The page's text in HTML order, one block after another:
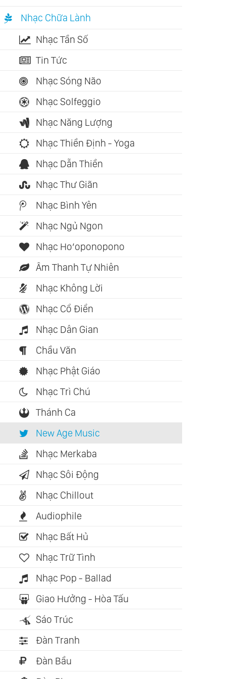
Nhạc Chữa Lành
Nhạc Tần Số
Tin Tức
Nhạc Sóng Não
Nhạc Solfeggio
Nhạc Năng Lượng
Nhạc Thiền Định - Yoga
Nhạc Dẫn Thiền
Nhạc Thư Giãn
Nhạc Bình Yên
Nhạc Ngủ Ngon
Nhạc Ho’oponopono
Âm Thanh Tự Nhiên
Nhạc Không Lời
Nhạc Cổ Điển
Nhạc Dân Gian
Chầu Văn
Nhạc Phật Giáo
Nhạc Trì Chú
Thánh Ca
New Age Music
Nhạc Merkaba
Nhạc Sôi Động
Nhạc Chillout
Audiophile
Nhạc Bất Hủ
Nhạc Trữ Tình
Nhạc Pop - Ballad
Giao Hưởng - Hòa Tấu
Sáo Trúc
Đàn Tranh
Đàn Bầu